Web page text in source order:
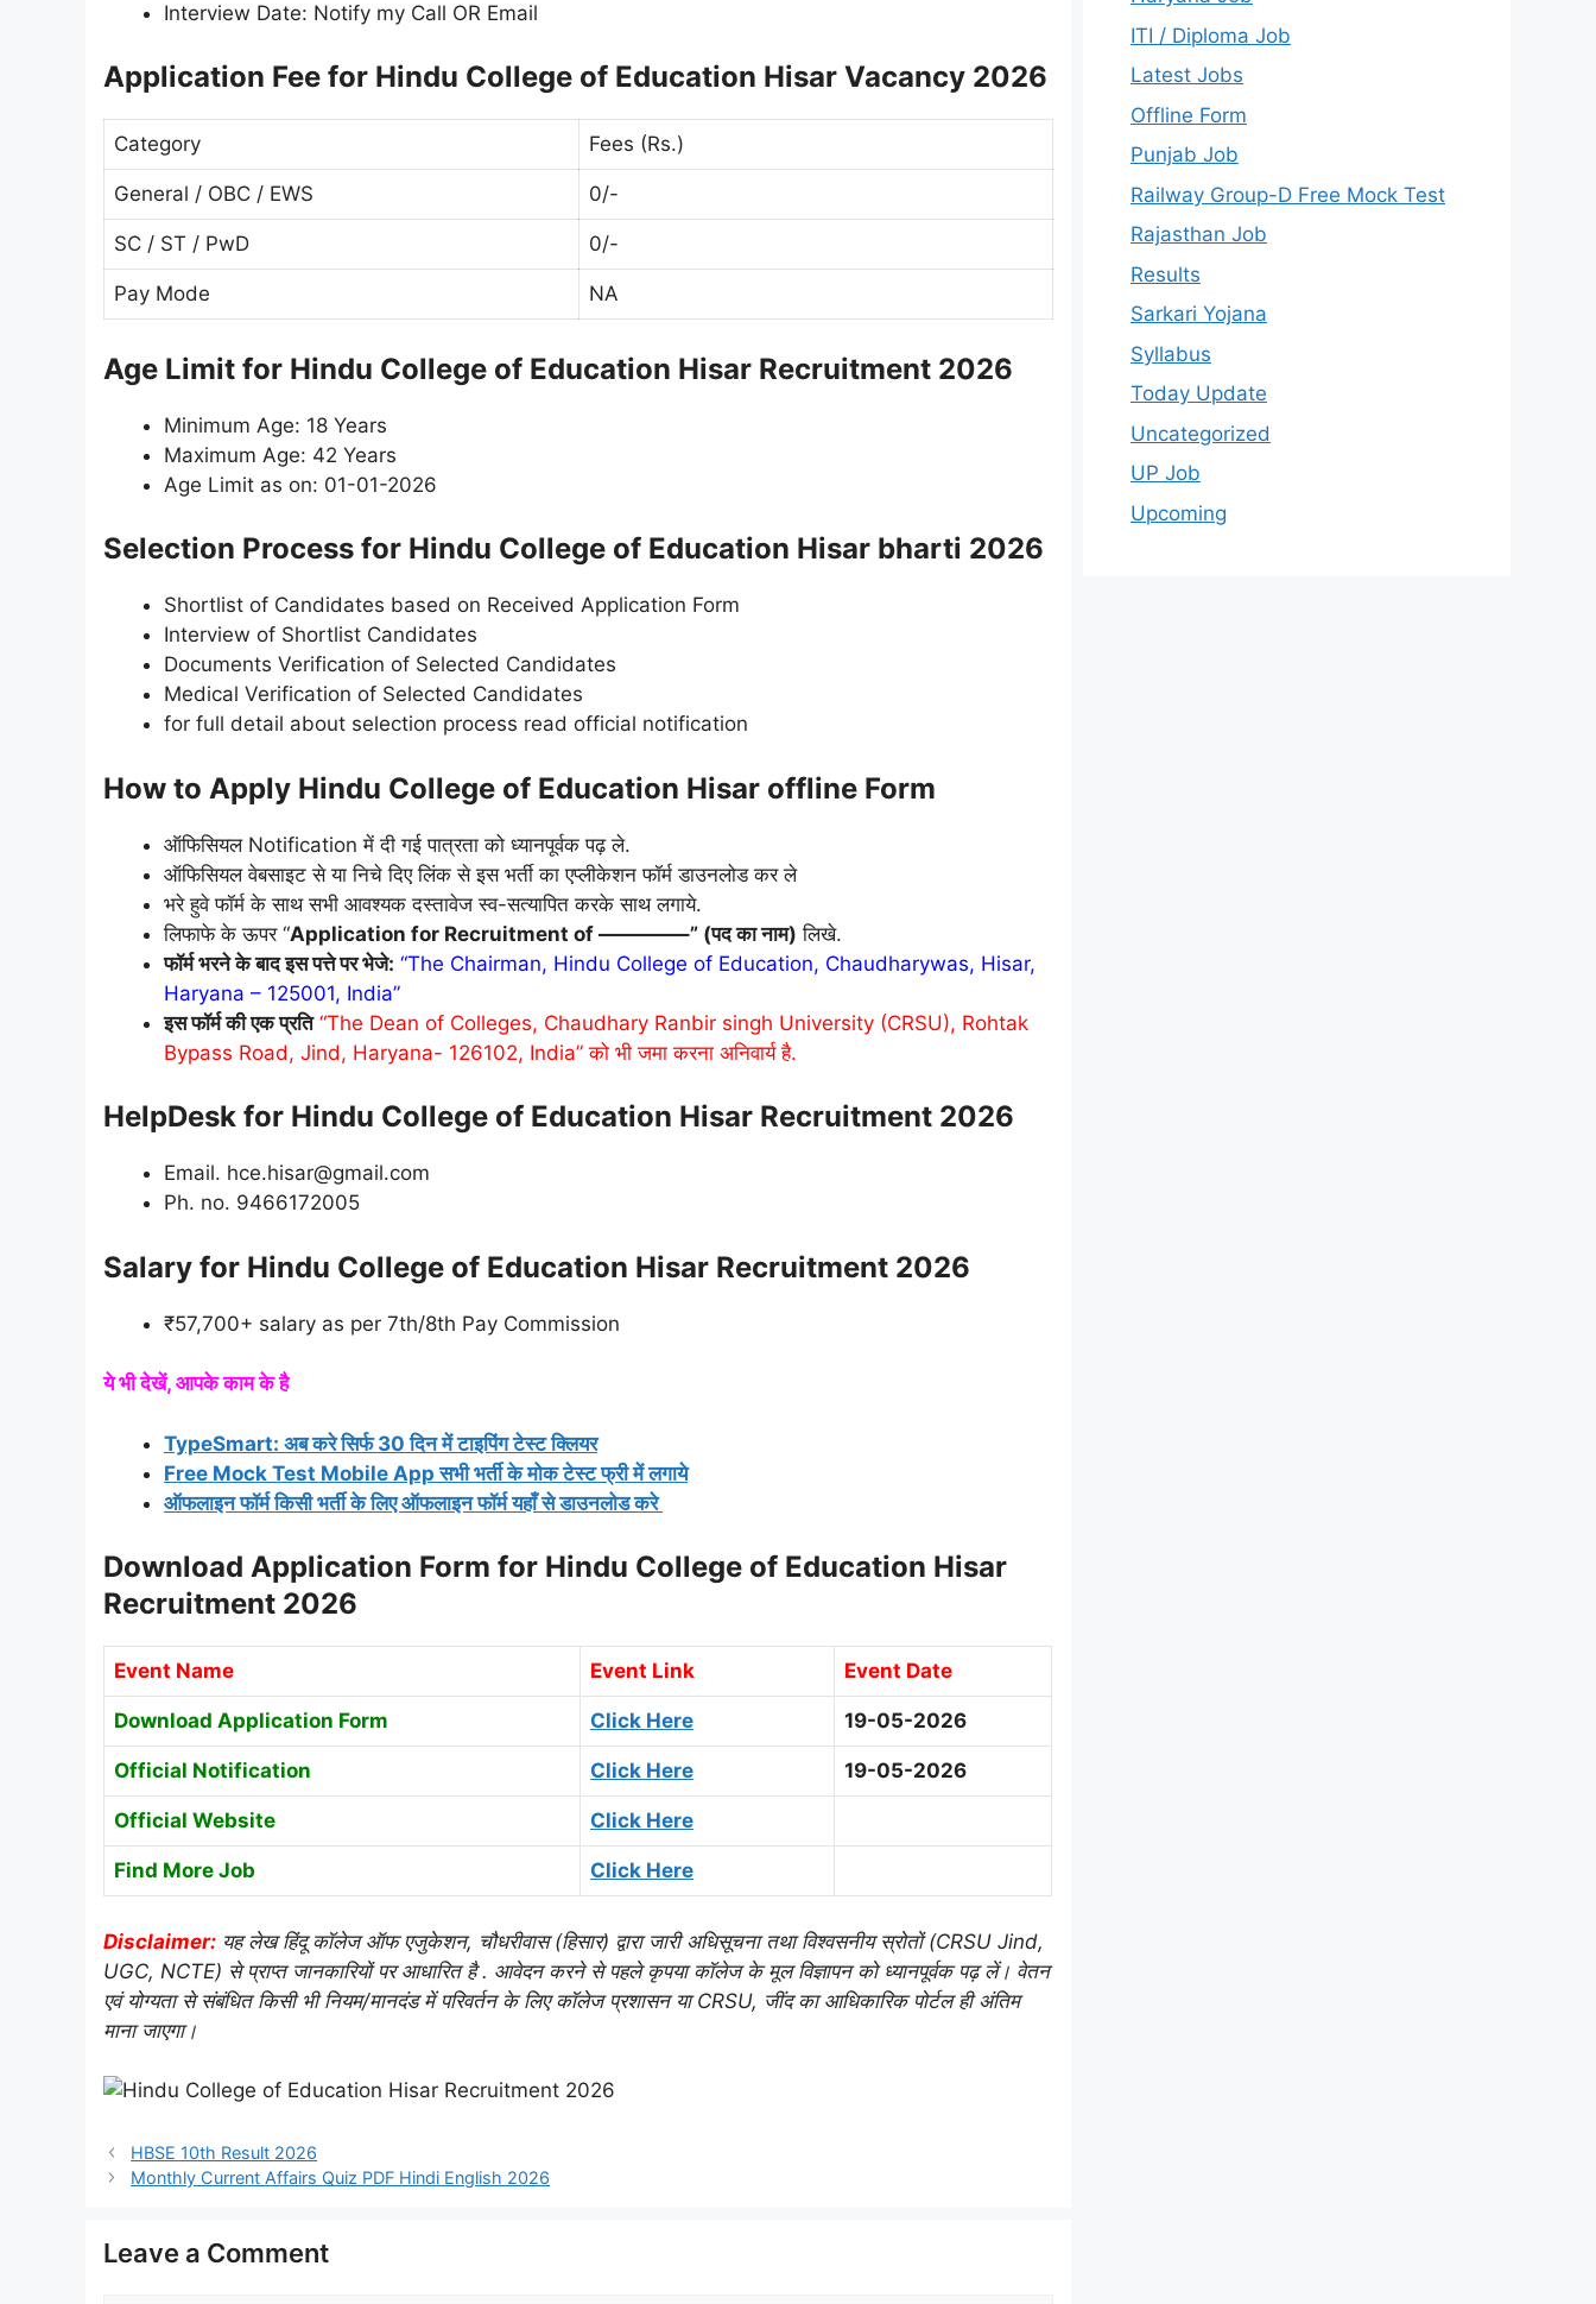
Interview Date: Notify my Call OR Email
Application Fee for Hindu College of Education Hisar Vacancy 2026
Category Fees (Rs.)
General / OBC / EWS 0/-
SC / ST / PwD 0/-
Pay Mode NA
Age Limit for Hindu College of Education Hisar Recruitment 2026
Minimum Age: 18 Years
Maximum Age: 42 Years
Age Limit as on: 01-01-2026
Selection Process for Hindu College of Education Hisar bharti 2026
Shortlist of Candidates based on Received Application Form
Interview of Shortlist Candidates
Documents Verification of Selected Candidates
Medical Verification of Selected Candidates
for full detail about selection process read official notification
How to Apply Hindu College of Education Hisar offline Form
ऑफिसियल Notification में दी गई पात्रता को ध्यानपूर्वक पढ़ ले.
ऑफिसियल वेबसाइट से या निचे दिए लिंक से इस भर्ती का एप्लीकेशन फॉर्म डाउनलोड कर ले
भरे हुवे फॉर्म के साथ सभी आवश्यक दस्तावेज स्व-सत्यापित करके साथ लगाये.
लिफाफे के ऊपर “Application for Recruitment of ————–” (पद का नाम) लिखे.
फॉर्म भरने के बाद इस पत्ते पर भेजे: “The Chairman, Hindu College of Education, Chaudharywas, Hisar,
Haryana – 125001, India”
इस फॉर्म की एक प्रति “The Dean of Colleges, Chaudhary Ranbir singh University (CRSU), Rohtak
Bypass Road, Jind, Haryana- 126102, India” को भी जमा करना अनिवार्य है.
HelpDesk for Hindu College of Education Hisar Recruitment 2026
Email. hce.hisar@gmail.com
Ph. no. 9466172005
Salary for Hindu College of Education Hisar Recruitment 2026
₹57,700+ salary as per 7th/8th Pay Commission
ये भी देखें, आपके काम के है
TypeSmart: अब करे सिर्फ 30 दिन में टाइपिंग टेस्ट क्लियर
Free Mock Test Mobile App सभी भर्ती के मोक टेस्ट फ्री में लगाये
ऑफलाइन फॉर्म किसी भर्ती के लिए ऑफलाइन फॉर्म यहाँ से डाउनलोड करे
Download Application Form for Hindu College of Education Hisar
Recruitment 2026
Event Name Event Link Event Date
Download Application Form Click Here 19-05-2026
Official Notification Click Here 19-05-2026
Official Website Click Here
Find More Job Click Here
Disclaimer: यह लेख हिंदू कॉलेज ऑफ एजुकेशन, चौधरीवास (हिसार) द्वारा जारी अधिसूचना तथा विश्वसनीय स्रोतों (CRSU Jind,
UGC, NCTE) से प्राप्त जानकारियों पर आधारित है. आवेदन करने से पहले कृपया कॉलेज के मूल विज्ञापन को ध्यानपूर्वक पढ़ लें। वेतन
एवं योग्यता से संबंधित किसी भी नियम/मानदंड में परिवर्तन के लिए कॉलेज प्रशासन या CRSU, जींद का आधिकारिक पोर्टल ही अंतिम
माना जाएगा।
HBSE 10th Result 2026
Monthly Current Affairs Quiz PDF Hindi English 2026
Leave a Comment
ITI / Diploma Job
Latest Jobs
Offline Form
Punjab Job
Railway Group-D Free Mock Test
Rajasthan Job
Results
Sarkari Yojana
Syllabus
Today Update
Uncategorized
UP Job
Upcoming